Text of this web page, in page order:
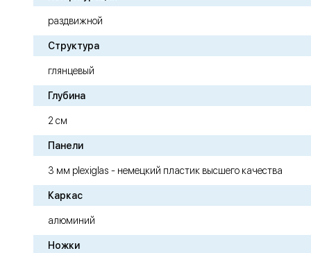
раздвижной
Структура
глянцевый
Глубина
2 см
Панели
3 мм plexiglas - немецкий пластик высшего качества
Каркас
алюминий
Ножки